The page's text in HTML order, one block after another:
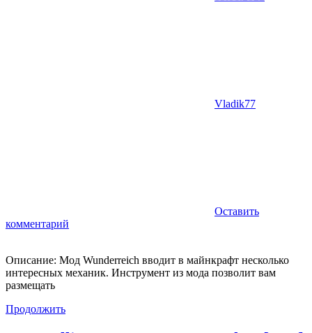
Vladik77
Оставить
комментарий
Описание: Мод Wunderreich вводит в майнкрафт несколько
интересных механик. Инструмент из мода позволит вам
размещать
Продолжить